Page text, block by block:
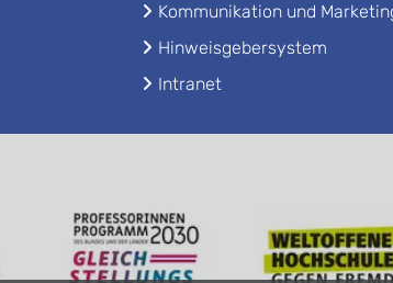
Kommunikation und
Hinweisgebersystem
Intranet